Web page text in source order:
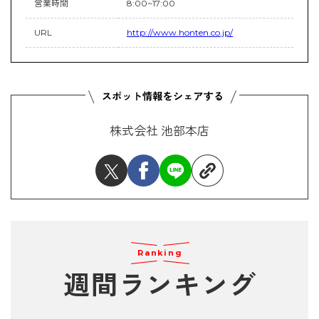
営業時間 8:00~17:00
URL http://www.honten.co.jp/
株式会社 池部本店
Ranking
週間ランキング